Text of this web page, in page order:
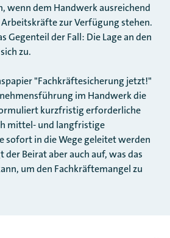
wenn dem Handwerk ausreichend
zur Verfügung stehen.
Gegenteil der Fall: Die Lage an den
zu.
"Fachkräftesicherung jetzt!"
im Handwerk die
kurzfristig erforderliche
mittel- und langfristige
sofort in die Wege geleitet werden
der Beirat aber auch auf, was das
um den Fachkräftemangel zu